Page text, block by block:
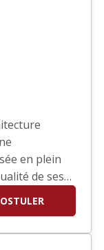
en plein
de ses
et à